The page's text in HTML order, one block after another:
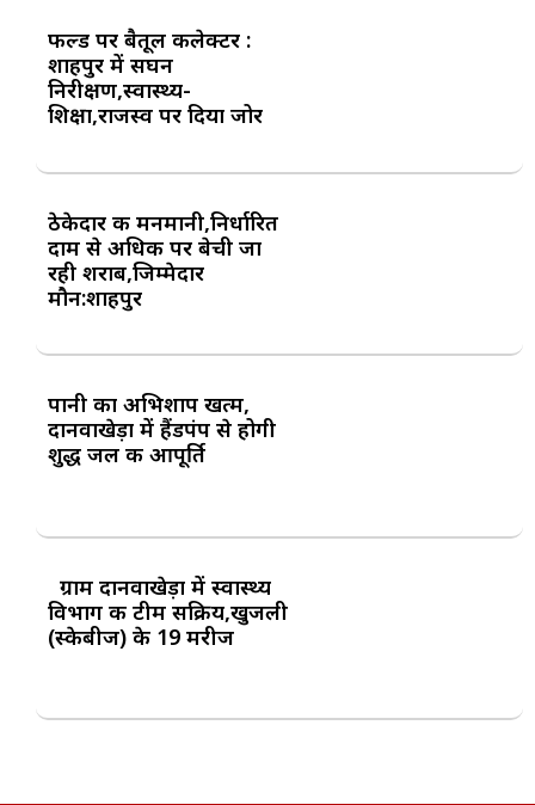
फील्ड पर बैतूल कलेक्टर :
शाहपुर में सघन
निरीक्षण,स्वास्थ्य-
शिक्षा,राजस्व पर दिया जोर
ठेकेदार की मनमानी,निर्धारित
दाम से अधिक पर बेची जा
रही शराब,जिम्मेदार
मौन:शाहपुर
पानी का अभिशाप खत्म,
दानवाखेड़ा में हैंडपंप से होगी
शुद्ध जल की आपूर्ति
ग्राम दानवाखेड़ा में स्वास्थ्य
विभाग की टीम सक्रिय,खुजली
(स्केबीज) के 19 मरीज